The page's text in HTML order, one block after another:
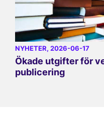
NYHETER, 2026-06-17
Ökade utgifter för
publicering